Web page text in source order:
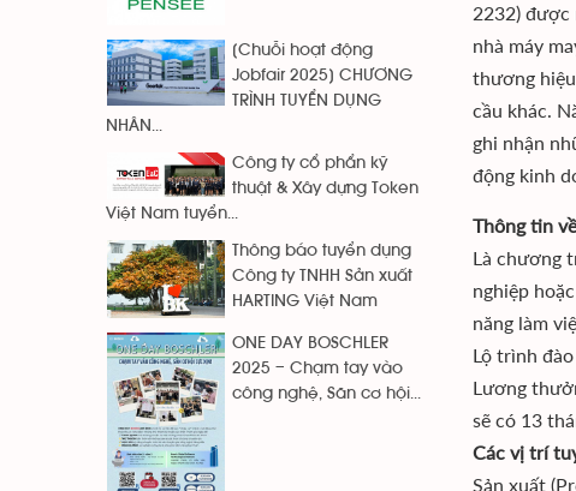
2232) được
nhà máy
thương
cầu khác.
ghi nhận
động kinh
Thông tin
Là chương
nghiệp
năng làm
Lộ trình
Lương
sẽ có 13
Các vị trí
Sản xuất
[Chuỗi hoạt động
Jobfair 2025] CHƯƠNG
TRÌNH TUYỂN DỤNG
NHÂN...
Công ty cổ phẩn kỹ
thuật & Xây dựng Token
Việt Nam tuyển...
Thông báo tuyển dụng
Công ty TNHH Sản xuất
HARTING Việt Nam
ONE DAY BOSCHLER
2025 – Chạm tay vào
công nghệ, Săn cơ hội...